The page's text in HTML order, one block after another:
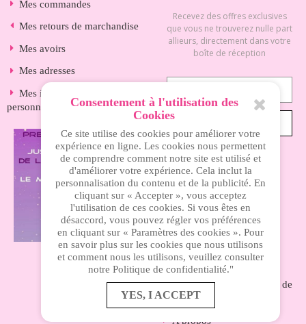
Mes commandes
Mes retours de marchandise
Mes avoirs
Mes adresses
Mes informations
personnelles
Recevez des offres exclusives
que vous ne trouverez nulle part
allieurs, directement dans votre
boîte de réception
INFORMATIONS
Nos magasins
Livraison
Mentions légales
Nos conditions générales de
ventes
A propos
Consentement à l'utilisation des
Cookies
Ce site utilise des cookies pour améliorer votre
expérience en ligne. Les cookies nous permettent
de comprendre comment notre site est utilisé et
d'améliorer votre expérience. Cela inclut la
personnalisation du contenu et de la publicité. En
cliquant sur « Accepter », vous acceptez
l'utilisation de ces cookies. Si vous êtes en
désaccord, vous pouvez régler vos préférences
en cliquant sur « Paramètres des cookies ». Pour
en savoir plus sur les cookies que nous utilisons
et comment nous les utilisons, veuillez consulter
notre Politique de confidentialité."
YES, I ACCEPT